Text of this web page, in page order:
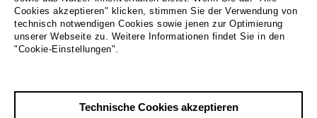
Foto 1975
Zurück|Übersicht
Deutschland 2024 | 19 min.
Cookies akzeptieren" klicken, stimmen Sie der Verwendung von
technisch notwendigen Cookies sowie jenen zur Optimierung
unserer Webseite zu. Weitere Informationen findet Sie in den
"Cookie-Einstellungen".
Technische Cookies akzeptieren